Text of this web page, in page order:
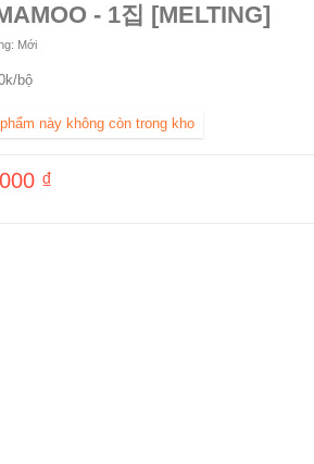
- 1집 [MELTING]
Mới
bộ
này không còn trong kho
₫